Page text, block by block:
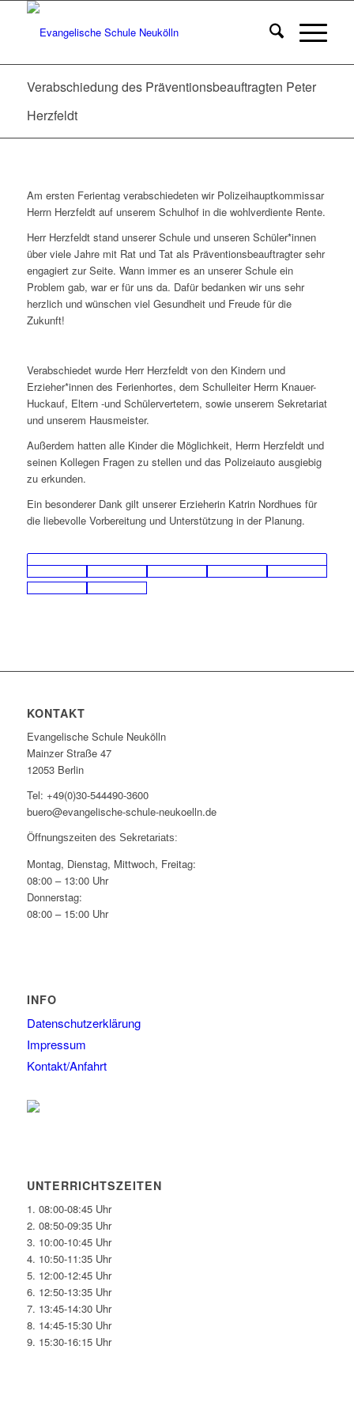
Verabschiedung des Präventionsbeauftragten Peter
Herzfeldt
Am ersten Ferientag verabschiedeten wir Polizeihauptkommissar
Herrn Herzfeldt auf unserem Schulhof in die wohlverdiente Rente.
Herr Herzfeldt stand unserer Schule und unseren Schüler*innen
über viele Jahre mit Rat und Tat als Präventionsbeauftragter sehr
engagiert zur Seite. Wann immer es an unserer Schule ein
Problem gab, war er für uns da. Dafür bedanken wir uns sehr
herzlich und wünschen viel Gesundheit und Freude für die
Zukunft!
Verabschiedet wurde Herr Herzfeldt von den Kindern und
Erzieher*innen des Ferienhortes, dem Schulleiter Herrn Knauer-
Huckauf, Eltern -und Schülervertetern, sowie unserem Sekretariat
und unserem Hausmeister.
Außerdem hatten alle Kinder die Möglichkeit, Herrn Herzfeldt und
seinen Kollegen Fragen zu stellen und das Polizeiauto ausgiebig
zu erkunden.
Ein besonderer Dank gilt unserer Erzieherin Katrin Nordhues für
die liebevolle Vorbereitung und Unterstützung in der Planung.
KONTAKT
Evangelische Schule Neukölln
Mainzer Straße 47
12053 Berlin
Tel: +49(0)30-544490-3600
buero@evangelische-schule-neukoelln.de
Öffnungszeiten des Sekretariats:
Montag, Dienstag, Mittwoch, Freitag:
08:00 – 13:00 Uhr
Donnerstag:
08:00 – 15:00 Uhr
INFO
Datenschutzerklärung
Impressum
Kontakt/Anfahrt
UNTERRICHTSZEITEN
1. 08:00-08:45 Uhr
2. 08:50-09:35 Uhr
3. 10:00-10:45 Uhr
4. 10:50-11:35 Uhr
5. 12:00-12:45 Uhr
6. 12:50-13:35 Uhr
7. 13:45-14:30 Uhr
8. 14:45-15:30 Uhr
9. 15:30-16:15 Uhr